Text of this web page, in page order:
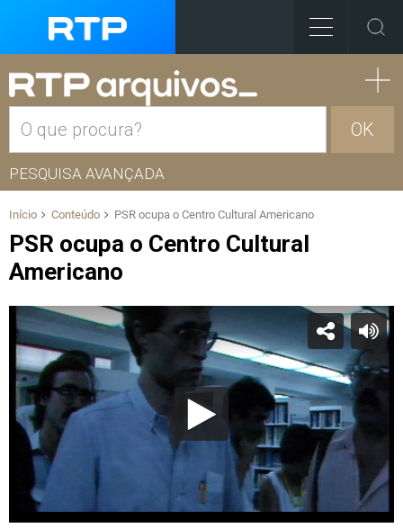
OK
PESQUISA AVANÇADA
Início Conteúdo PSR ocupa o Centro Cultural Americano
PSR ocupa o Centro Cultural
Americano